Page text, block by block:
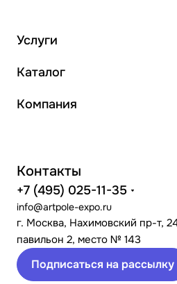
Услуги
Каталог
Компания
Контакты
+7 (495) 025-11-35
info@artpole-expo.ru
г. Москва, Нахимовский пр-т,
павильон 2, место № 143
Подписаться на рассылку